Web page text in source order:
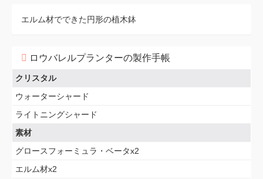
エルム材でできた円形の植木鉢
ロウバレルプランターの製作手帳
クリスタル
ウォーターシャード
ライトニングシャード
素材
グロースフォーミュラ・ベータx2
エルム材x2